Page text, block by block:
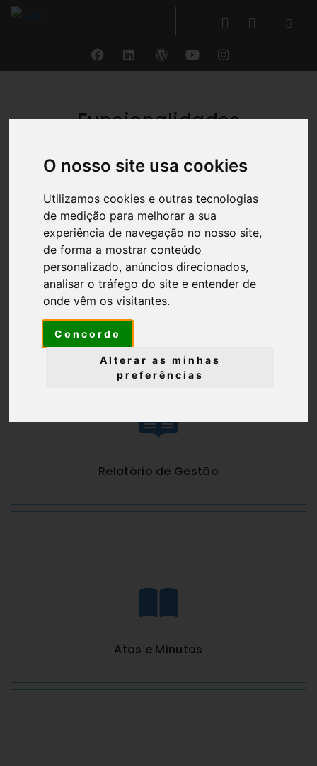
O nosso site usa cookies
Utilizamos cookies e outras tecnologias
de medição para melhorar a sua
experiência de navegação no nosso site,
de forma a mostrar conteúdo
personalizado, anúncios direcionados,
analisar o tráfego do site e entender de
onde vêm os visitantes.
Concordo
Alterar as minhas
preferências
Funcionalidades
Dashboard
Relatório de Gestão
Atas e Minutas